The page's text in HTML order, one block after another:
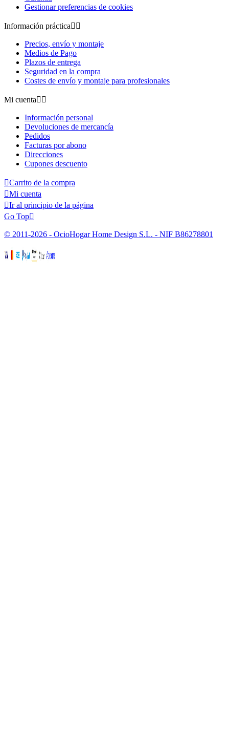
Gestionar preferencias de cookies
Información práctica 
Precios, envío y montaje
Medios de Pago
Plazos de entrega
Seguridad en la compra
Costes de envío y montaje para profesionales
Mi cuenta 
Información personal
Devoluciones de mercancía
Pedidos
Facturas por abono
Direcciones
Cupones descuento
Carrito de la compra
Mi cuenta
Ir al principio de la página
Go Top
© 2011-2026 - OcioHogar Home Design S.L. - NIF B86278801